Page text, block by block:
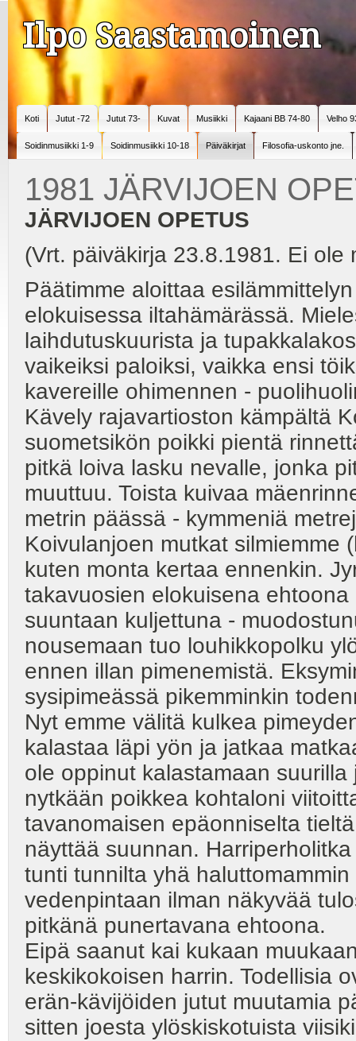
Ilpo Saastamoinen
Koti Jutut -72 Jutut 73- Kuvat Musiikki Kajaani BB 74-80 Velho
Soidinmusiikki 1-9 Soidinmusiikki 10-18 Päiväkirjat Filosofia-uskonto jne.
1981 JÄRVIJOEN
JÄRVIJOEN OPETUS
(Vrt. päiväkirja 23.8.1981. Ei ole
Päätimme aloittaa
elokuisessa iltahämärässä.
laihdutuskuurista ja
vaikeiksi paloiksi, vaikka ensi
kavereille ohimennen -
Kävely rajavartioston kämpältä
suometsikön poikki pientä
pitkä loiva lasku nevalle, jonka
muuttuu. Toista kuivaa
metrin päässä - kymmeniä
Koivulanjoen mutkat silmiemme
kuten monta kertaa ennenkin.
takavuosien elokuisena
suuntaan kuljettuna -
nousemaan tuo louhikkopolku
ennen illan pimenemistä.
sysipimeässä pikemminkin
Nyt emme välitä kulkea
kalastaa läpi yön ja jatkaa
ole oppinut kalastamaan
nytkään poikkea kohtaloni
tavanomaisen epäonniselta
näyttää suunnan.
tunti tunnilta yhä
vedenpintaan ilman näkyvää
pitkänä punertavana ehtoona.
Eipä saanut kai kukaan
keskikokoisen harrin. Todellisia
erän-kävijöiden jutut muutamia
sitten joesta ylöskiskotuista